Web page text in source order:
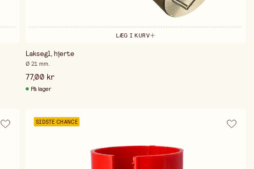
LÆG I KURV
Laksegl, hjerte
Ø 21 mm.
77,00 kr
På lager
SIDSTE CHANCE